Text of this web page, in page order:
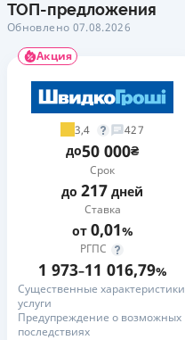
ТОП-предложения
Обновлено 07.08.2026
Акция
3,4 427
до50 000₴
Срок
до 217 дней
Ставка
от 0,01%
РГПС
1 973–11 016,79%
Существенные характеристики
услуги
Предупреждение о возможных
последствиях